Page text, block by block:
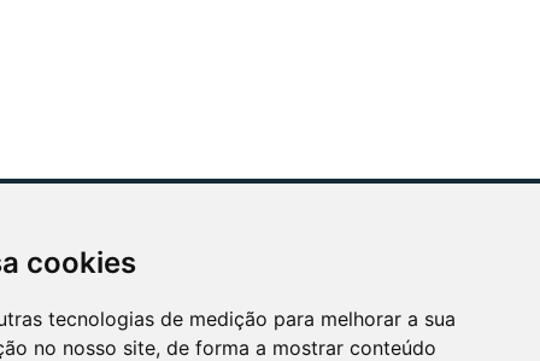
cookies
tecnologias de medição para melhorar a sua
no nosso site, de forma a mostrar conteúdo
APOIAMOS